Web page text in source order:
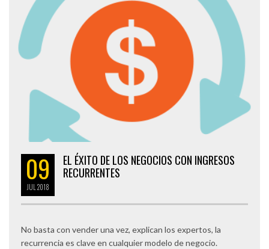
09
JUL2018
EL ÉXITO DE LOS NEGOCIOS CON INGRESOS
RECURRENTES
No basta con vender una vez, explican los expertos, la
recurrencia es clave en cualquier modelo de negocio.